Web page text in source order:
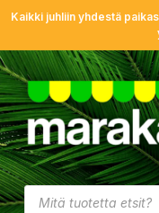
Kaikki juhliin yhdestä